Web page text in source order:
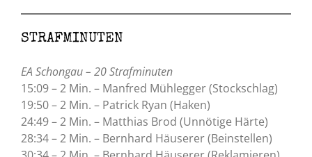
STRAFMINUTEN
EA Schongau – 20 Strafminuten
15:09 – 2 Min. – Manfred Mühlegger (Stockschlag)
19:50 – 2 Min. – Patrick Ryan (Haken)
24:49 – 2 Min. – Matthias Brod (Unnötige Härte)
28:34 – 2 Min. – Bernhard Häuserer (Beinstellen)